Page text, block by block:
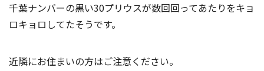
千葉ナンバーの黒い30プリウスが数回回ってあたりをキョ
ロキョロしてたそうです。
近隣にお住まいの方はご注意ください。